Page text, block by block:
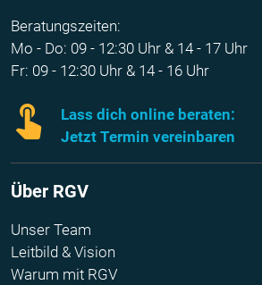
Beratungszeiten:
Mo - Do: 09 - 12:30 Uhr & 14 - 17 Uhr
Fr: 09 - 12:30 Uhr & 14 - 16 Uhr
Lass dich online beraten:
Jetzt Termin vereinbaren
Über RGV
Unser Team
Leitbild & Vision
Warum mit RGV